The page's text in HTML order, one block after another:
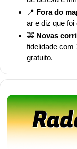
📍 Fora do
ar e diz que foi
🚕 Novas
fidelidade com
gratuito.